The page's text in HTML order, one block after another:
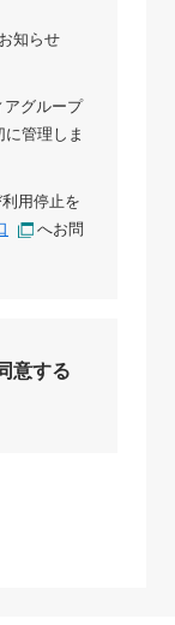
知らせ
アグループ
管理しま
用停止を
へお問
意する